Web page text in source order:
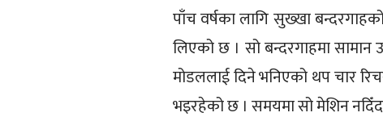
पाँच वर्षका लागि सुख्खा
लिएको छ । सो बन्दरगाहमा
मोडललाई दिने भनिएको थप चार
भइरहेको छ । समयमा सो मेशिन